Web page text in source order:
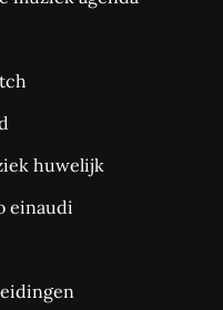
huwelijk
einaudi